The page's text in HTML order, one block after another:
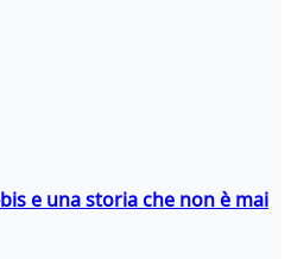
e una storia che non è mai